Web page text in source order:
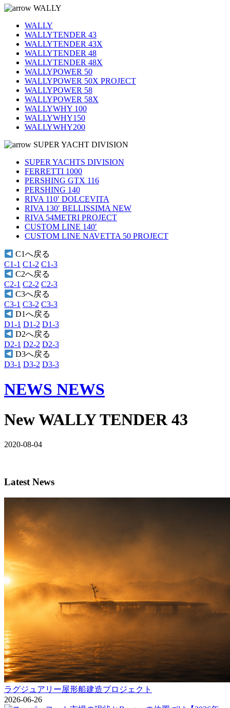
WALLY
WALLY
WALLYTENDER 43
WALLYTENDER 43X
WALLYTENDER 48
WALLYTENDER 48X
WALLYPOWER 50
WALLYPOWER 50X PROJECT
WALLYPOWER 58
WALLYPOWER 58X
WALLYWHY 100
WALLYWHY150
WALLYWHY200
SUPER YACHT DIVISION
SUPER YACHTS DIVISION
FERRETTI 1000
PERSHING GTX 116
PERSHING 140
RIVA 110′ DOLCEVITA
RIVA 130′ BELLISSIMA NEW
RIVA 54METRI PROJECT
CUSTOM LINE 140′
CUSTOM LINE NAVETTA 50 PROJECT
C1へ戻る
C1-1 C1-2 C1-3
C2へ戻る
C2-1 C2-2 C2-3
C3へ戻る
C3-1 C3-2 C3-3
D1へ戻る
D1-1 D1-2 D1-3
D2へ戻る
D2-1 D2-2 D2-3
D3へ戻る
D3-1 D3-2 D3-3
NEWS NEWS
New WALLY TENDER 43
2020-08-04
Latest News
ラグジュアリー屋形船建造プロジェクト
2026-06-26